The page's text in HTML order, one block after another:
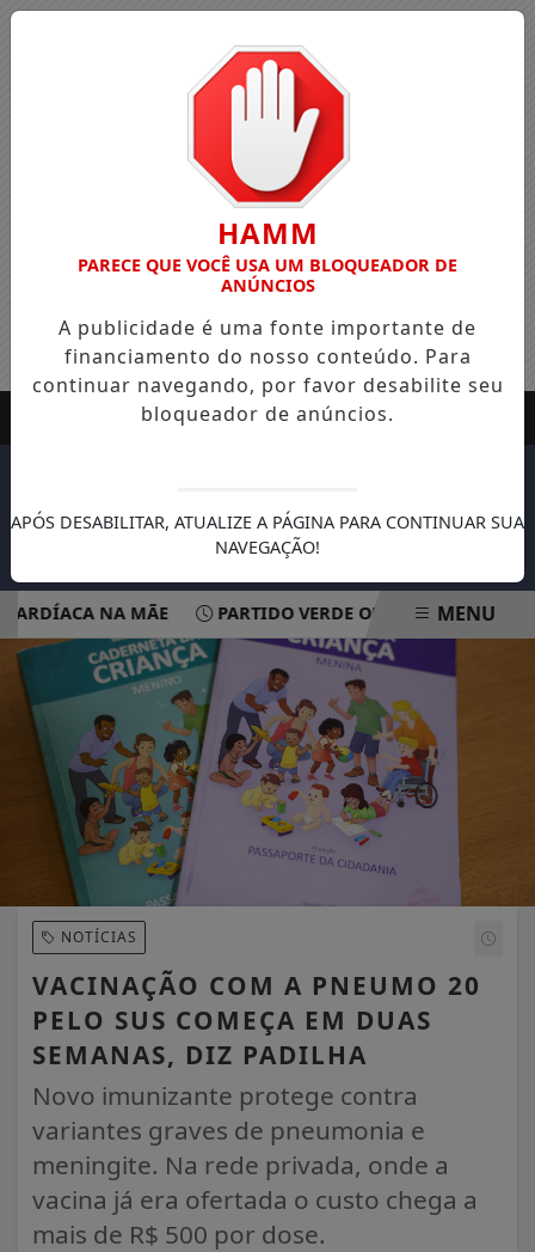
NA MÃE PARTIDO VERDE OFICIALIZA APOIO À
EM ALTA
MENU
NOTÍCIAS
VACINAÇÃO COM A PNEUMO 20
PELO SUS COMEÇA EM DUAS
SEMANAS, DIZ PADILHA
Novo imunizante protege contra
variantes graves de pneumonia e
meningite. Na rede privada, onde a
vacina já era ofertada o custo chega a
mais de R$ 500 por dose.
HAMM
PARECE QUE VOCÊ USA UM BLOQUEADOR DE
ANÚNCIOS
A publicidade é uma fonte importante de
financiamento do nosso conteúdo. Para
continuar navegando, por favor desabilite seu
bloqueador de anúncios.
APÓS DESABILITAR, ATUALIZE A PÁGINA PARA CONTINUAR SUA
NAVEGAÇÃO!